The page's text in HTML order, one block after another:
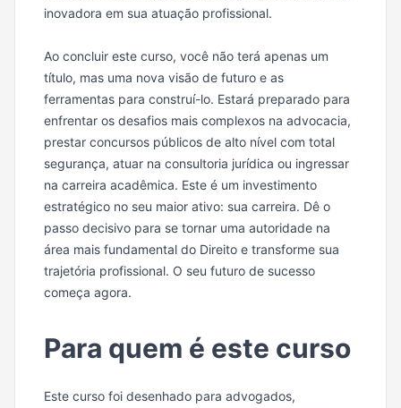
inovadora em sua atuação profissional.
Ao concluir este curso, você não terá apenas um
título, mas uma nova visão de futuro e as
ferramentas para construí-lo. Estará preparado para
enfrentar os desafios mais complexos na advocacia,
prestar concursos públicos de alto nível com total
segurança, atuar na consultoria jurídica ou ingressar
na carreira acadêmica. Este é um investimento
estratégico no seu maior ativo: sua carreira. Dê o
passo decisivo para se tornar uma autoridade na
área mais fundamental do Direito e transforme sua
trajetória profissional. O seu futuro de sucesso
começa agora.
Para quem é este curso
Este curso foi desenhado para advogados,